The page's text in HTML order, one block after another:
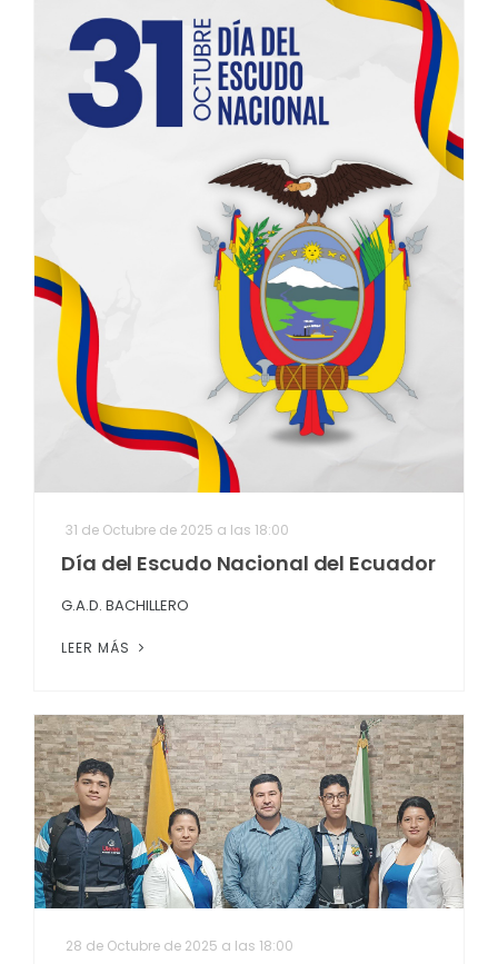
31 de Octubre de 2025 a las 18:00
Día del Escudo Nacional del Ecuador
G.A.D. BACHILLERO
LEER MÁS
28 de Octubre de 2025 a las 18:00